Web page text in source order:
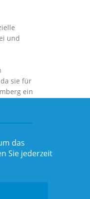
und
sie für
ein
das
Sie jederzeit